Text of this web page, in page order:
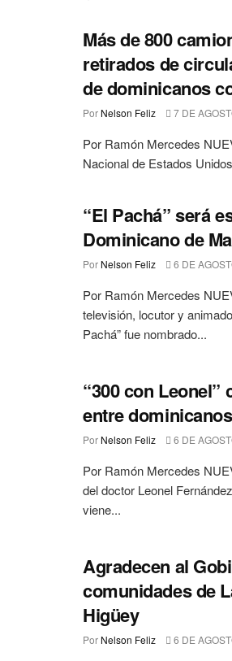
Más de 800
retirados de
de dominicanos
Por Nelson Feliz 7 DE
Por Ramón Mercedes
Nacional de Estados
“El Pachá” será
Dominicano de
Por Nelson Feliz 6 DE
Por Ramón Mercedes
televisión, locutor y
Pachá” fue nombrado...
“300 con
entre
Por Nelson Feliz 6 DE
Por Ramón Mercedes
del doctor Leonel
viene...
Agradecen al
comunidades de
Higüey
Por Nelson Feliz 6 DE